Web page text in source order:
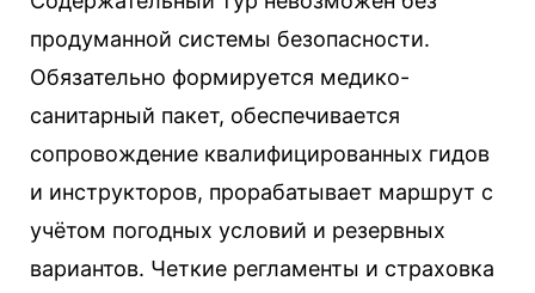
продуманной системы безопасности.
Обязательно формируется медико-
санитарный пакет, обеспечивается
сопровождение квалифицированных гидов
и инструкторов, прорабатывает маршрут с
учётом погодных условий и резервных
вариантов. Четкие регламенты и страховка